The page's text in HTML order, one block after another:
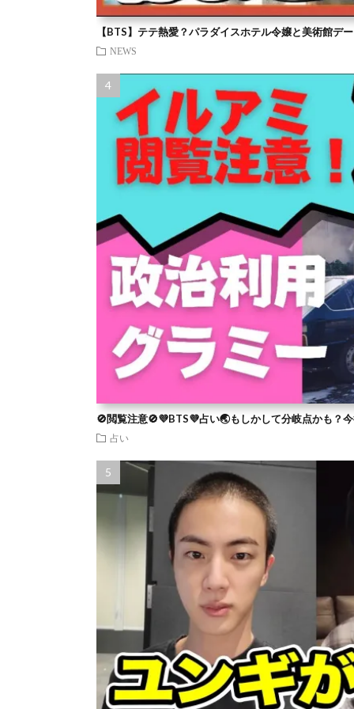
【BTS】テテ熱愛？パラダイスホテル令嬢と美術館デ
NEWS
🚫閲覧注意🚫💜BTS💜占い🌏もしかして分岐点かも？
占い